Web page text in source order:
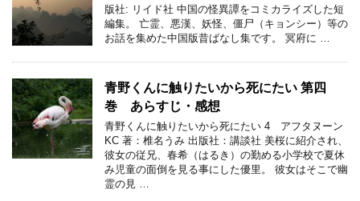
版社: リイド社 中国の怪異譚をコミカライズした短
編集。 亡霊、悪漢、妖怪、僵尸（キョンシー）等の
お話を集めた中国版昔ばなし集です。 冥府に …
青野くんに触りたいから死にたい 第四
巻 あらすじ・感想
青野くんに触りたいから死にたい 4 アフタヌーン
KC 著：椎名うみ 出版社：講談社 美桜に紹介され、
彼女の従兄、春希（はるき）の勤める小学校で夏休
み児童の面倒を見る事にした優里。 彼女はそこで幽
霊の見 …